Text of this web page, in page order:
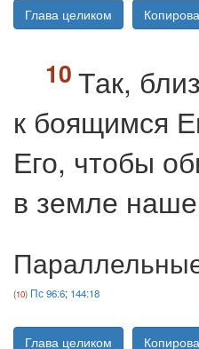
Глава целиком
Так,
к боящимся
Его, чтобы
в земле
Пс 96:6; 144:18
Глава целиком